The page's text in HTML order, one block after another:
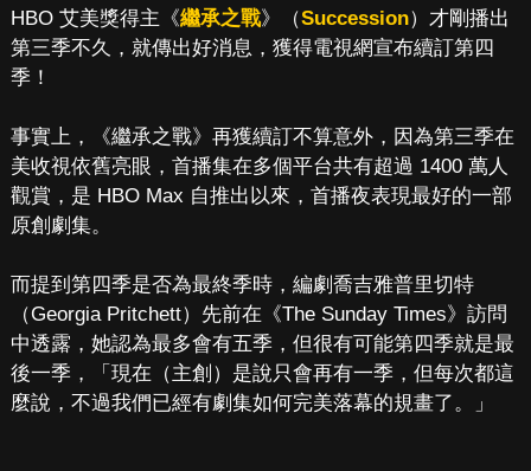
HBO 艾美獎得主《繼承之戰》（Succession）才剛播出
第三季不久，就傳出好消息，獲得電視網宣布續訂第四
季！
事實上，《繼承之戰》再獲續訂不算意外，因為第三季在
美收視依舊亮眼，首播集在多個平台共有超過 1400 萬人
觀賞，是 HBO Max 自推出以來，首播夜表現最好的一部
原創劇集。
而提到第四季是否為最終季時，編劇喬吉雅普里切特
（Georgia Pritchett）先前在《The Sunday Times》訪問
中透露，她認為最多會有五季，但很有可能第四季就是最
後一季，「現在（主創）是說只會再有一季，但每次都這
麼說，不過我們已經有劇集如何完美落幕的規畫了。」